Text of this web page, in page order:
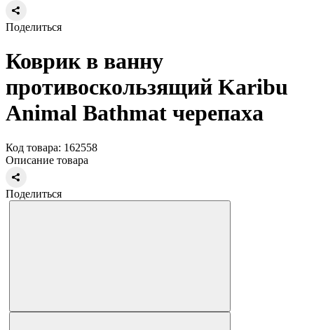
Поделиться
Коврик в ванну
противоскользящий Karibu
Animal Bathmat черепаха
Код товара: 162558
Описание товара
Поделиться